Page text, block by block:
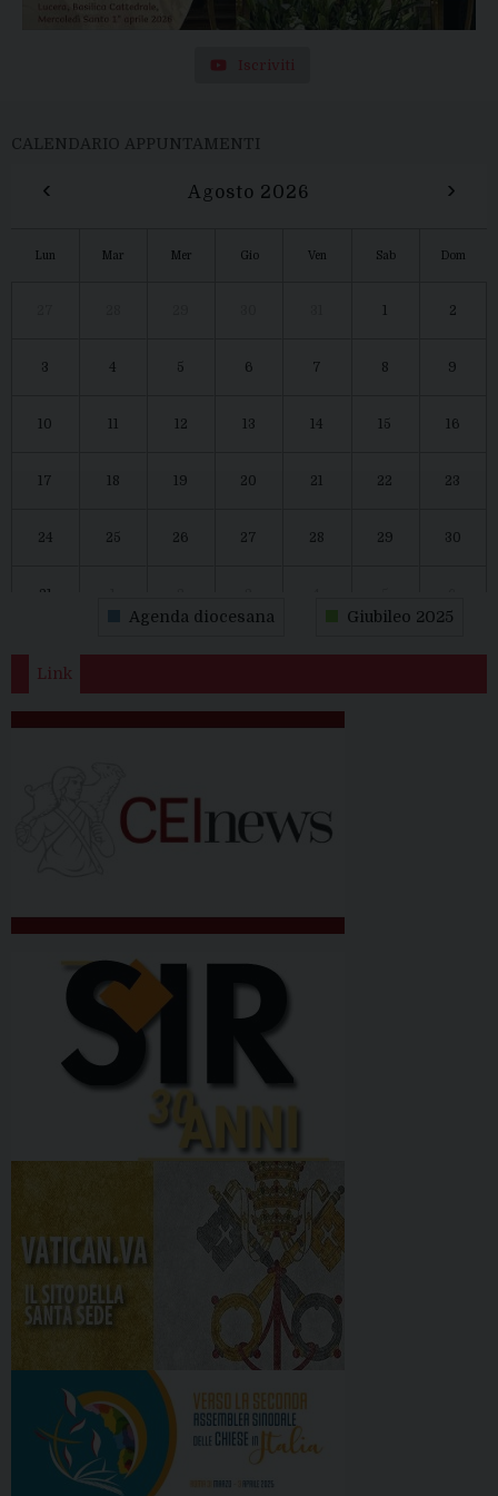
Iscriviti
CALENDARIO APPUNTAMENTI
‹ Agosto 2026 ›
Lun Mar Mer Gio Ven Sab Dom
1 2
3 4 5 6 7 8 9
10 11 12 13 14 15 16
17 18 19 20 21 22 23
24 25 26 27 28 29 30
31
Agenda diocesana Giubileo 2025
Link